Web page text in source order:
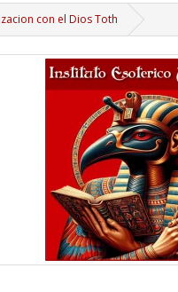
con el Dios Toth